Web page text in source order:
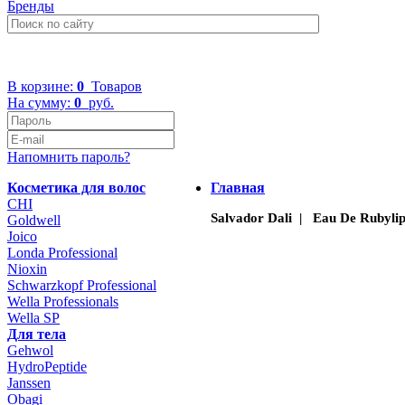
Бренды
В корзине: 0 Товаров
На сумму: 0 руб.
Напомнить пароль?
Косметика для волос
CHI
Goldwell
Joico
Londa Professional
Nioxin
Schwarzkopf Professional
Wella Professionals
Wella SP
Для тела
Gehwol
HydroPeptide
Janssen
Obagi
Главная
Salvador Dali | Eau De